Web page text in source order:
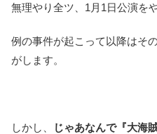
無理やり全ツ、1月1日公演を
例の事件が起こって以降はそ
がします。
しかし、 じゃあなんで『大海